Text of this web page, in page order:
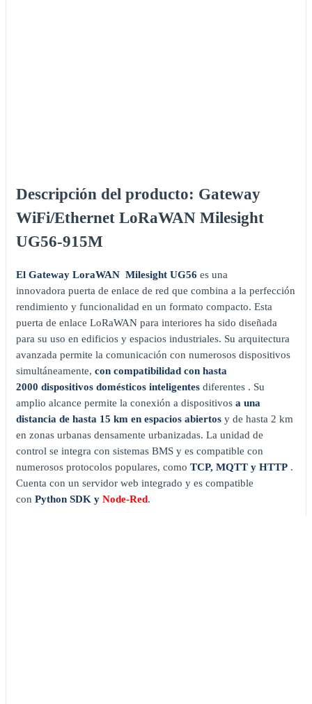
Descripción del producto: Gateway
WiFi/Ethernet LoRaWAN Milesight
UG56-915M
El Gateway LoraWAN Milesight UG56 es una
innovadora puerta de enlace de red que combina a la perfección
rendimiento y funcionalidad en un formato compacto. Esta
puerta de enlace LoRaWAN para interiores ha sido diseñada
para su uso en edificios y espacios industriales. Su arquitectura
avanzada permite la comunicación con numerosos dispositivos
simultáneamente, con compatibilidad con hasta
2000 dispositivos domésticos inteligentes diferentes . Su
amplio alcance permite la conexión a dispositivos a una
distancia de hasta 15 km en espacios abiertos y de hasta 2 km
en zonas urbanas densamente urbanizadas. La unidad de
control se integra con sistemas BMS y es compatible con
numerosos protocolos populares, como TCP, MQTT y HTTP .
Cuenta con un servidor web integrado y es compatible
con Python SDK y Node-Red.